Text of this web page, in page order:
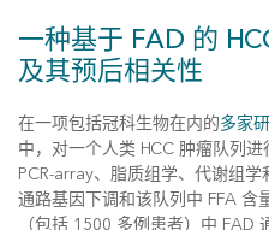
一种基于 FAD 的
及其预后相关性
在一项包括冠科生物在内的多家
中，对一个人类 HCC 肿瘤队列进
PCR-array、脂质组学、代谢组
通路基因下调和该队列中 FFA
（包括 1500 多例患者）中